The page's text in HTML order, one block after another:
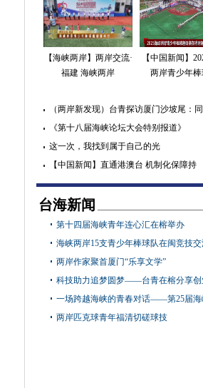
【海峡两岸】两岸交流·
福建 海峡两岸
【中国新闻】
两岸青少年棒
（两岸新发现）台青探访厦门沙坡尾：同
《第十八届海峡论坛大会特别报道》
这一次，我找到属于自己的光
【中国新闻】直通港澳台 机制化保障持
台海新闻
第十四届海峡青年连心汇在榕举办
海峡两岸15支青少年棒球队在闽竞技
两岸作家聚首厦门“乐享文学”
科技助力追梦圆梦——台青在榕分享创
一场跨越海峡的青春对话——第25届海
两岸匹克球青年福清切磋球技